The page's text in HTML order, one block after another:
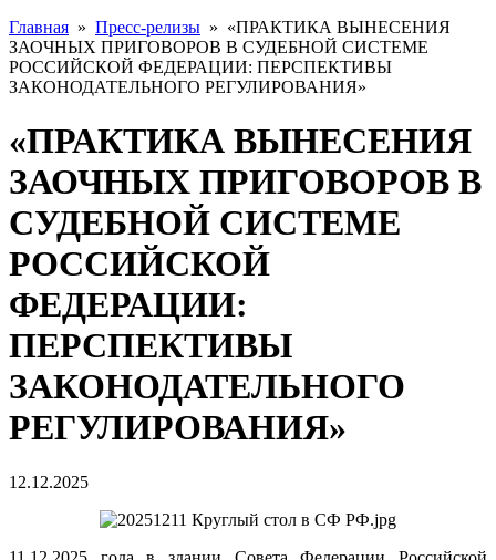
Главная » Пресс-релизы » «ПРАКТИКА ВЫНЕСЕНИЯ
ЗАОЧНЫХ ПРИГОВОРОВ В СУДЕБНОЙ СИСТЕМЕ
РОССИЙСКОЙ ФЕДЕРАЦИИ: ПЕРСПЕКТИВЫ
ЗАКОНОДАТЕЛЬНОГО РЕГУЛИРОВАНИЯ»
«ПРАКТИКА ВЫНЕСЕНИЯ
ЗАОЧНЫХ ПРИГОВОРОВ В
СУДЕБНОЙ СИСТЕМЕ
РОССИЙСКОЙ
ФЕДЕРАЦИИ:
ПЕРСПЕКТИВЫ
ЗАКОНОДАТЕЛЬНОГО
РЕГУЛИРОВАНИЯ»
12.12.2025